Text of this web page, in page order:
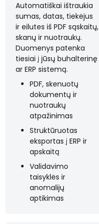
Automatiškai ištraukia
sumas, datas, tiekėjus
ir eilutes iš PDF sąskaitų,
skanų ir nuotraukų.
Duomenys patenka
tiesiai į jūsų buhalterinę
ar ERP sistemą.
PDF, skenuotų
dokumentų ir
nuotraukų
atpažinimas
Struktūruotas
eksportas į ERP ir
apskaitą
Validavimo
taisyklės ir
anomalijų
aptikimas